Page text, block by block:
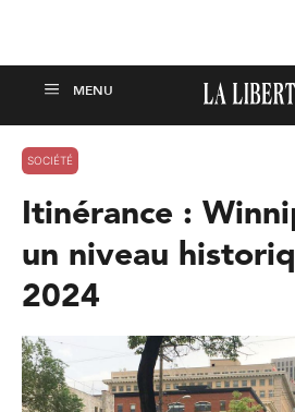
SOCIÉTÉ
Itinérance :
un niveau
2024